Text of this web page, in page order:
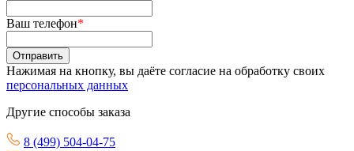
Ваш телефон*
Нажимая на кнопку, вы даёте согласие на обработку своих
персональных данных
Другие способы заказа
8 (499) 504-04-75